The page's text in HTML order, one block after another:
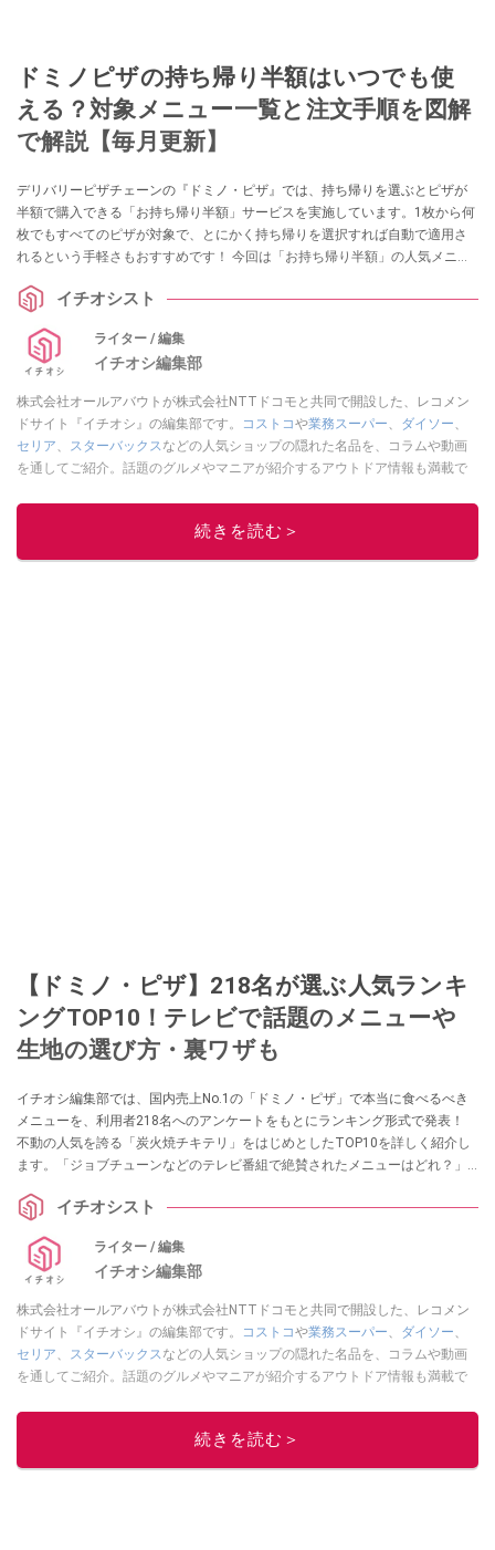
ドミノピザの持ち帰り半額はいつでも使
える？対象メニュー一覧と注文手順を図解
で解説【毎月更新】
デリバリーピザチェーンの『ドミノ・ピザ』では、持ち帰りを選ぶとピザが
半額で購入できる「お持ち帰り半額」サービスを実施しています。1枚から何
枚でもすべてのピザが対象で、とにかく持ち帰りを選択すれば自動で適用さ
れるという手軽さもおすすめです！ 今回は「お持ち帰り半額」の人気メニュ
帰り500円」キャンペーンなどのドミノ・ピザに関する気になる疑問を紹介し
イチオシスト
ライター / 編集
イチオシ編集部
株式会社オールアバウトが株式会社NTTドコモと共同で開設した、レコメン
ドサイト『イチオシ』の編集部です。
コストコや業務スーパー、 ダイソー、
セリア、 スターバックスなどの人気ショップの隠れた名品を、コラムや動画
を通してご紹介。話題のグルメやマニアが紹介するアウトドア情報も満載で
レビューしています。毎日トレンド情報をお届けしているので、ぜひ
してください！続きを読む＞
【ドミノ・ピザ】218名が選ぶ人気ランキ
ングTOP10！テレビで話題のメニューや
生地の選び方・裏ワザも
イチオシ編集部では、国内売上No.1の「ドミノ・ピザ」で本当に食べるべき
メニューを、利用者218名へのアンケートをもとにランキング形式で発表！
不動の人気を誇る「炭火焼チキテリ」をはじめとしたTOP10を詳しく紹介し
ます。「ジョブチューンなどのテレビ番組で絶賛されたメニューはどれ？」
らおトクな注文のコツまで徹底解説します。
イチオシスト
ライター / 編集
イチオシ編集部
株式会社オールアバウトが株式会社NTTドコモと共同で開設した、レコメン
ドサイト『イチオシ』の編集部です。
コストコや業務スーパー、 ダイソー、
セリア、 スターバックスなどの人気ショップの隠れた名品を、コラムや動画
を通してご紹介。話題のグルメやマニアが紹介するアウトドア情報も満載で
レビューしています。毎日トレンド情報をお届けしているので、ぜひ
してください！続きを読む＞